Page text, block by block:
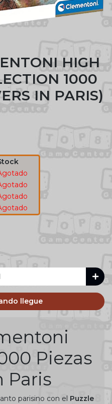
HIGH
1000
IN PARIS)
llegue
Piezas
Paris
parisino con el Puzzle